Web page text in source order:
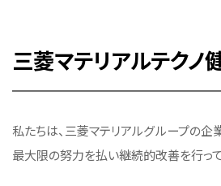
三菱マテリアルテクノ
私たちは、三菱マテリアルグループの
最大限の努力を払い継続的改善を行って